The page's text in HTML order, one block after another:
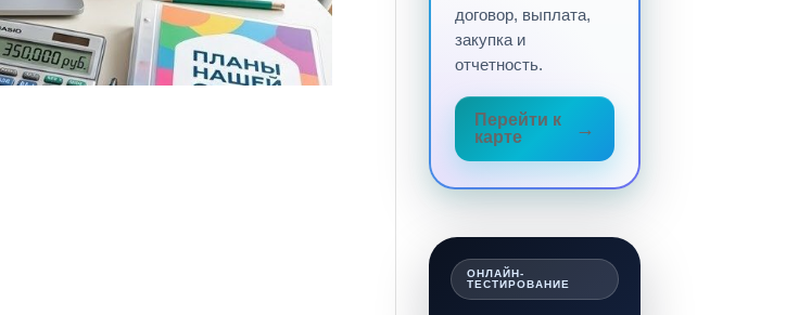
договор, выплата,
закупка и
отчетность.
Перейти к
карте
ОНЛАЙН-
ТЕСТИРОВАНИЕ